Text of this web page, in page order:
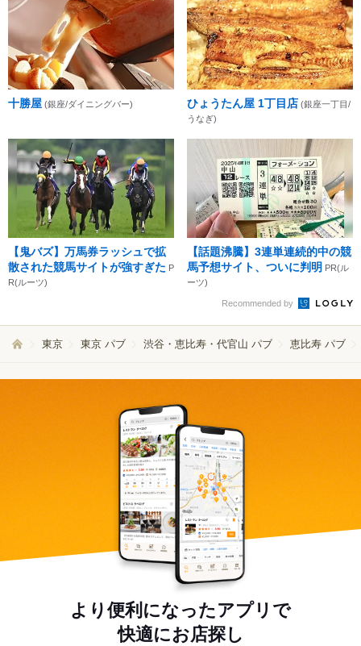
十勝屋 (銀座/ダイニングバー) ひょうたん屋 1丁目店 (銀座一丁目/
うなぎ)
【鬼バズ】万馬券ラッシュで拡
散された競馬サイトが強すぎた P
R(ルーツ)
【話題沸騰】3連単連続的中の競
馬予想サイト、ついに判明 PR(ル
ーツ)
Recommended by
東京 東京 パブ 渋谷・恵比寿・代官山 パブ 恵比寿 パブ
より便利になったアプリで
快適にお店探し